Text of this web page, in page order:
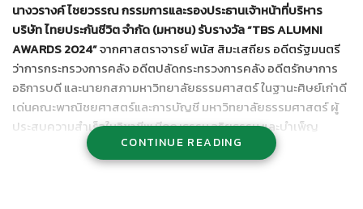
นางวรางค์ ไชยวรรณ กรรมการและรองประธานเจ้าหน้าที่บริหาร
บริษัท ไทยประกันชีวิต จำกัด (มหาชน) รับรางวัล “TBS ALUMNI
AWARDS 2024”จากศาสตราจารย์ พนัส สิมะเสถียร อดีตรัฐมนตรี
ว่าการกระทรวงการคลัง อดีตปลัดกระทรวงการคลัง อดีตรักษาการ
อธิการบดี และนายกสภามหาวิทยาลัยธรรมศาสตร์ ในฐานะศิษย์เก่าดี
เด่นคณะพาณิชยศาสตร์และการบัญชี มหาวิทยาลัยธรรมศาสตร์ ผู้
ประสบความสำเร็จในวิชาชีพ มีคุณธรรม จริยธรรม และบำเพ็ญ
ประโยชน์ต่อสังคม เป็นผู้ที่สร้างชื่อเสียง และคุณความดีอันเป็น
ประโยชน์ต่อสังคม ทั้งในระดับชาติและนานาชาติ และเผยแพร่
CONTINUE READING